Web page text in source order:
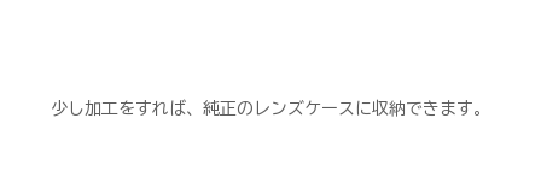
少し加工をすれば、純正のレンズケースに収納できます。